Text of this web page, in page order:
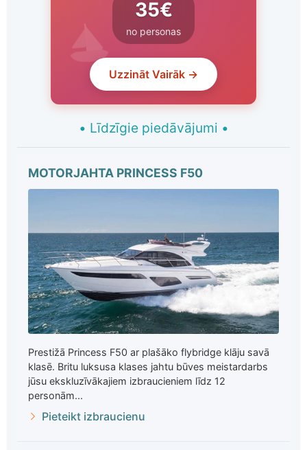
35€
no personas
Uzzināt Vairāk →
• Līdzīgie piedāvājumi •
MOTORJAHTA PRINCESS F50
Prestižā Princess F50 ar plašāko flybridge klāju savā
klasē. Britu luksusa klases jahtu būves meistardarbs
jūsu ekskluzīvākajiem izbraucieniem līdz 12
personām...
Pieteikt izbraucienu